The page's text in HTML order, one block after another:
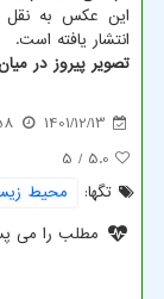
این عکس به نقل
انتشار یافته است.
تصویر پیروز در
1401/12/13
5.0
/ 5
تگها:
محیط
مطلب را می